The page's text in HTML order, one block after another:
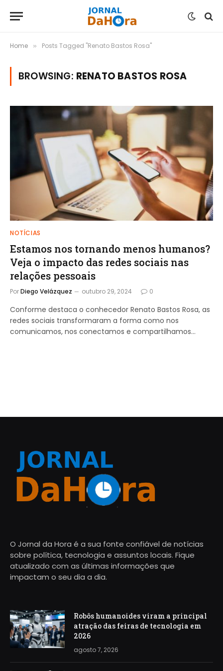
Home » Posts Tagged "Renato Bastos Rosa"
BROWSING: RENATO BASTOS ROSA
NOTÍCIAS
Estamos nos tornando menos humanos?
Veja o impacto das redes sociais nas
relações pessoais
PorDiego Velázquez outubro 29, 2024 0
Conforme destaca o conhecedor Renato Bastos Rosa, as
redes sociais transformaram a forma como nos
comunicamos, nos conectamos e compartilhamos…
O Jornal da Hora é a sua fonte confiável de notícias
sobre política, tecnologia e assuntos locais. Fique
atualizado com as últimas informações que
impactam o seu dia a dia.
Robôs humanoides viram a principal
atração das feiras de tecnologia em
2026
agosto 7, 2026